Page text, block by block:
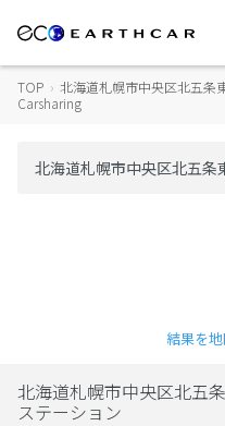
TOP › 北海道札幌市中央区北五条
Carsharing
結果を
北海道札幌市中央区北五
ステーション